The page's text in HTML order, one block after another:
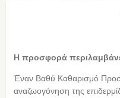
Η προσφορά
Έναν Βαθύ Καθαρισμό
αναζωογόνηση της